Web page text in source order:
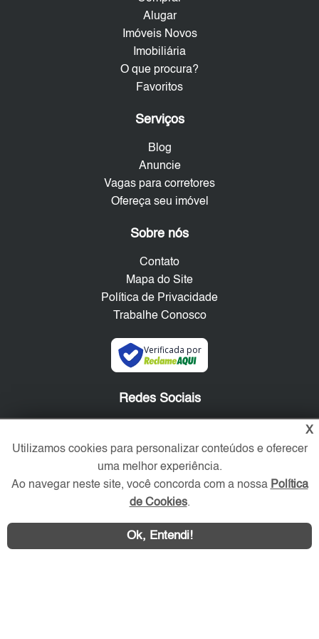
Alugar
Imóveis Novos
Imobiliária
O que procura?
Favoritos
Serviços
Blog
Anuncie
Vagas para corretores
Ofereça seu imóvel
Sobre nós
Contato
Mapa do Site
Política de Privacidade
Trabalhe Conosco
Verificada por
Redes Sociais
X
Utilizamos cookies para personalizar conteúdos e oferecer
uma melhor experiência.
Ao navegar neste site, você concorda com a nossa Política
de Cookies.
Ok, Entendi!